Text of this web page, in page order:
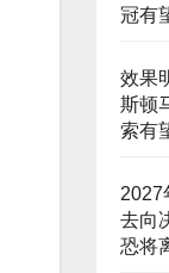
冠有
效果
斯顿
索有
2027
去向
恐将